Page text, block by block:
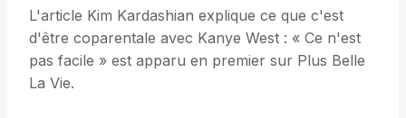
L'article Kim Kardashian explique ce que c'est
d'être coparentale avec Kanye West : « Ce n'est
pas facile » est apparu en premier sur Plus Belle
La Vie.